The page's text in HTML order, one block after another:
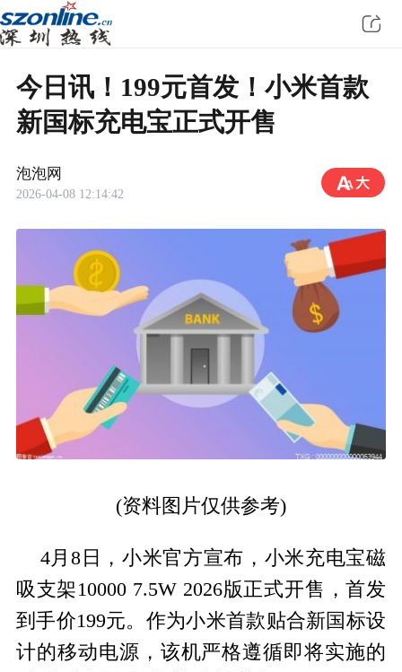
今日讯！199元首发！小米首款
新国标充电宝正式开售
泡泡网
2026-04-08 12:14:42
(资料图片仅供参考)
4月8日，小米官方宣布，小米充电宝磁
吸支架10000 7.5W 2026版正式开售，首发
到手价199元。作为小米首款贴合新国标设
计的移动电源，该机严格遵循即将实施的